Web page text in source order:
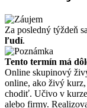
Za posledný týždeň
ľudí.
Tento termín má
Online skupinový
online, ako živý
chodiť. Učivo v
alebo firmy.